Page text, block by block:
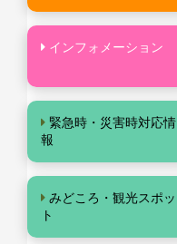
インフォメーション
緊急時・災害時対応情
報
みどころ・観光スポッ
ト